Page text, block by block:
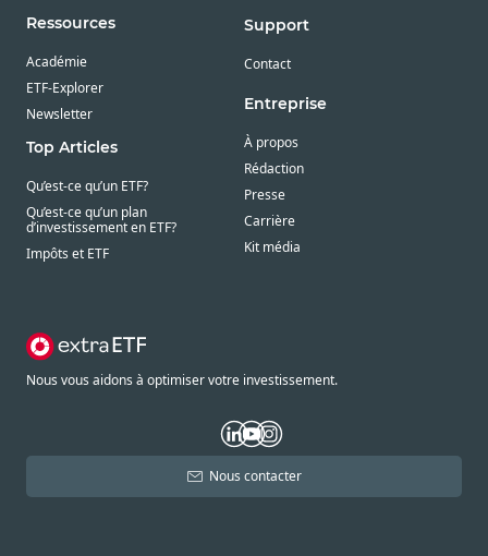
Ressources
Académie
ETF-Explorer
Newsletter
Top Articles
Qu’est-ce qu’un ETF?
Qu’est-ce qu’un plan
d’investissement en ETF?
Impôts et ETF
Support
Contact
Entreprise
À propos
Rédaction
Presse
Carrière
Kit média
Nous vous aidons à optimiser votre investissement.
Nous contacter